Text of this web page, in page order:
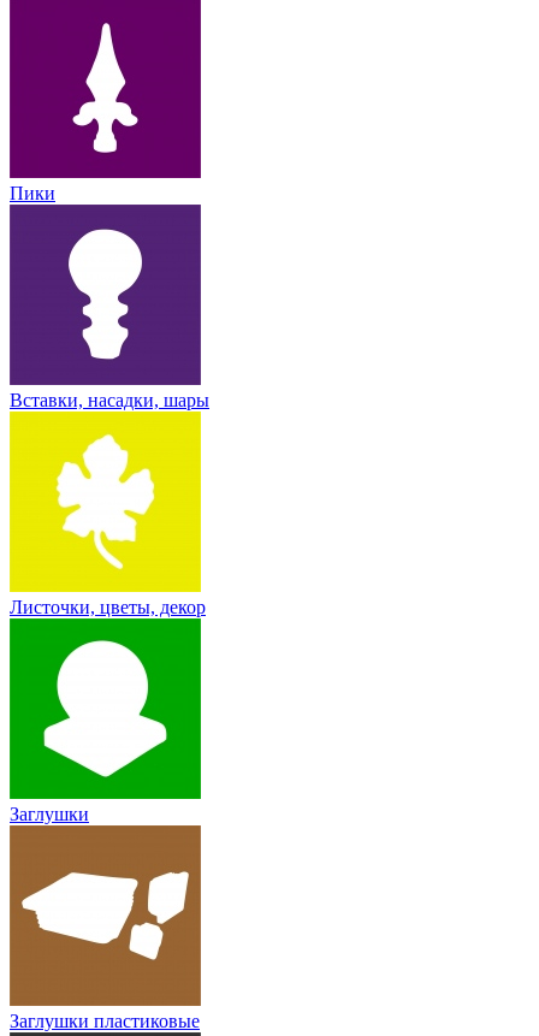
Пики
Вставки, насадки, шары
Листочки, цветы, декор
Заглушки
Заглушки пластиковые